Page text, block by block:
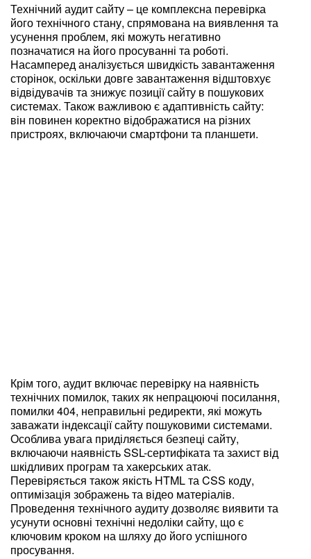
Технічний аудит сайту – це комплексна перевірка
його технічного стану, спрямована на виявлення та
усунення проблем, які можуть негативно
позначатися на його просуванні та роботі.
Насамперед аналізується швидкість завантаження
сторінок, оскільки довге завантаження відштовхує
відвідувачів та знижує позиції сайту в пошукових
системах. Також важливою є адаптивність сайту:
він повинен коректно відображатися на різних
пристроях, включаючи смартфони та планшети.
Крім того, аудит включає перевірку на наявність
технічних помилок, таких як непрацюючі посилання,
помилки 404, неправильні редиректи, які можуть
заважати індексації сайту пошуковими системами.
Особлива увага приділяється безпеці сайту,
включаючи наявність SSL-сертифіката та захист від
шкідливих програм та хакерських атак.
Перевіряється також якість HTML та CSS коду,
оптимізація зображень та відео матеріалів.
Проведення технічного аудиту дозволяє виявити та
усунути основні технічні недоліки сайту, що є
ключовим кроком на шляху до його успішного
просування.